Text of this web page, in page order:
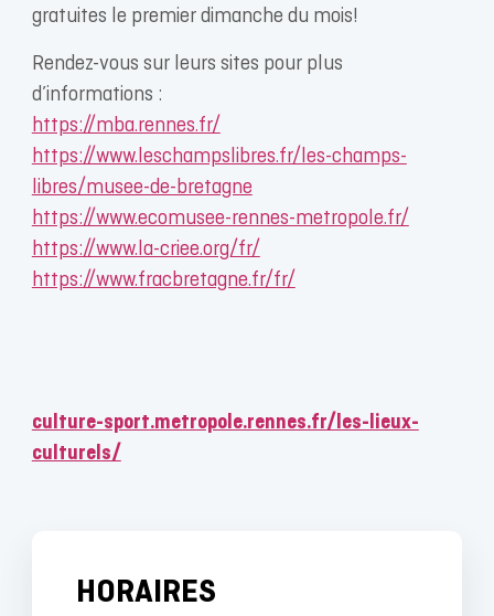
gratuites le premier dimanche du mois!
Rendez-vous sur leurs sites pour plus
d’informations :
https://mba.rennes.fr/
https://www.leschampslibres.fr/les-champs-
libres/musee-de-bretagne
https://www.ecomusee-rennes-metropole.fr/
https://www.la-criee.org/fr/
https://www.fracbretagne.fr/fr/
culture-sport.metropole.rennes.fr/les-lieux-
culturels/
HORAIRES